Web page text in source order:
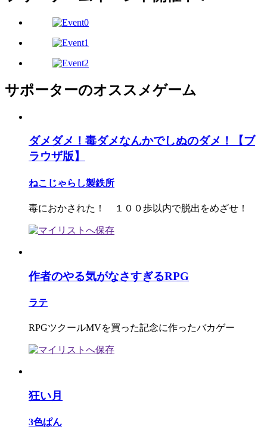
サポーターのオススメゲーム
ダメダメ！毒ダメなんかでしぬのダメ！【ブ
ラウザ版】
ねこじゃらし製鉄所
毒におかされた！ １００歩以内で脱出をめざせ！
作者のやる気がなさすぎるRPG
ラテ
RPGツクールMVを買った記念に作ったバカゲー
狂い月
3色ぱん